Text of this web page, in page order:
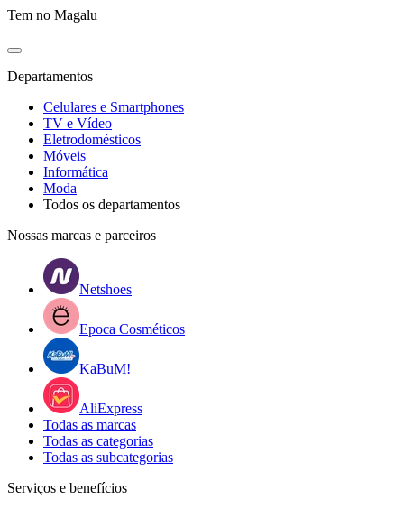
Tem no Magalu
Departamentos
Celulares e Smartphones
TV e Vídeo
Eletrodomésticos
Móveis
Informática
Moda
Todos os departamentos
Nossas marcas e parceiros
Netshoes
Epoca Cosméticos
KaBuM!
AliExpress
Todas as marcas
Todas as categorias
Todas as subcategorias
Serviços e benefícios